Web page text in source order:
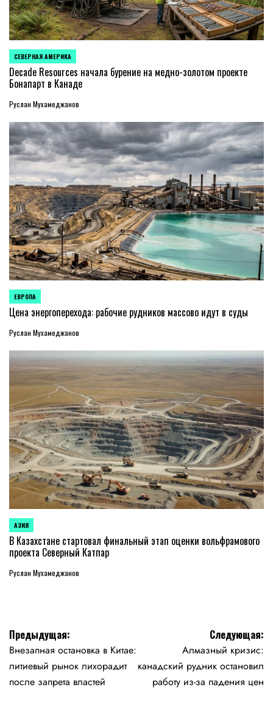
ОПУБЛИКОВАНО
В
СЕВЕРНАЯ АМЕРИКА
Decade Resources начала бурение на медно-золотом проекте
Бонапарт в Канаде
Руслан Мухамеджанов
ОПУБЛИКОВАНО
В
ЕВРОПА
Цена энергоперехода: рабочие рудников массово идут в суды
Руслан Мухамеджанов
ОПУБЛИКОВАНО
В
АЗИЯ
В Казахстане стартовал финальный этап оценки вольфрамового
проекта Северный Катпар
Руслан Мухамеджанов
Навигация
по
записям
Предыдущая:
Внезапная остановка в Китае:
литиевый рынок лихорадит
после запрета властей
Следующая:
Алмазный кризис:
канадский рудник остановил
работу из-за падения цен